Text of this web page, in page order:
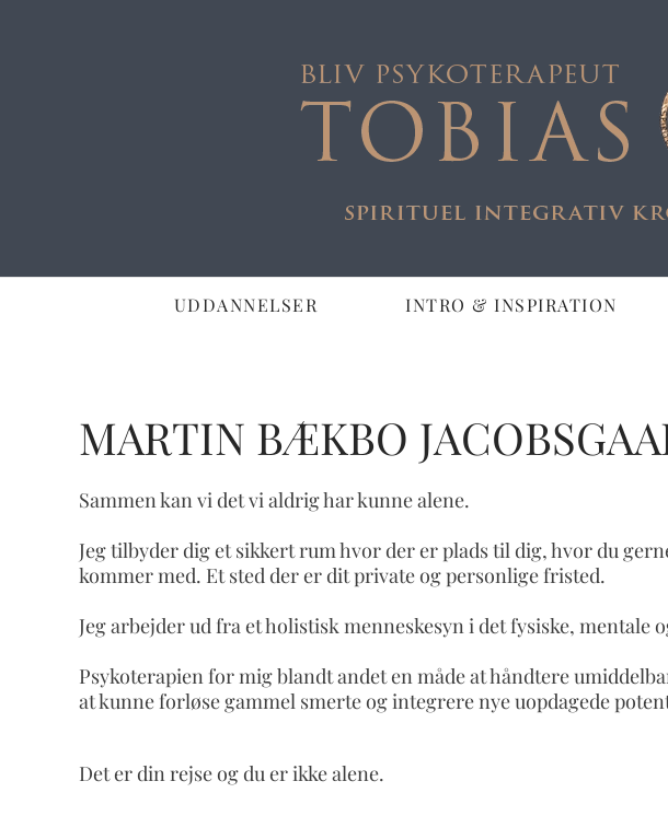
UDDANNELSER INTRO & INSPIRATION
MARTIN BÆKBO
Sammen kan vi det vi aldrig har kunne alene.
Jeg tilbyder dig et sikkert rum hvor der er plads til dig, hvor du
kommer med. Et sted der er dit private og personlige fristed.
Jeg arbejder ud fra et holistisk menneskesyn i det fysiske, mentale
Psykoterapien for mig blandt andet en måde at håndtere
at kunne forløse gammel smerte og integrere nye uopdagede
Det er din rejse og du er ikke alene.